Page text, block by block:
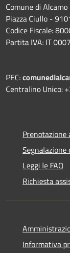
Comune di Alcamo
Piazza Ciullo -
Codice Fiscale:
Partita IVA: IT
PEC:
Centralino Unico:
Segnalazione
Leggi le FAQ
Richiesta
Informativa